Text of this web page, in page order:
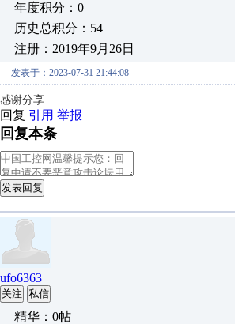
年度积分：0
历史总积分：54
注册：2019年9月26日
发表于：2023-07-31 21:44:08
感谢分享
回复 引用 举报
回复本条
发表回复
ufo6363
关注 私信
精华：0帖